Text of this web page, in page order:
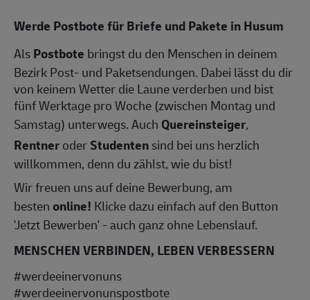
Werde Postbote für Briefe und Pakete in Husum
AlsPostbote bringst du den Menschen in deinem
Bezirk Post- und Paketsendungen. Dabei lässt du dir
von keinem Wetter die Laune verderben und bist
fünf Werktage pro Woche (zwischen Montag und
Samstag) unterwegs. Auch Quereinsteiger,
RentneroderStudentensind bei uns herzlich
willkommen, denn du zählst, wie du bist!
Wir freuen uns auf deine Bewerbung, am
bestenonline! Klicke dazu einfach auf den Button
'Jetzt Bewerben' - auch ganz ohne Lebenslauf.
MENSCHEN VERBINDEN, LEBEN VERBESSERN
#werdeeinervonuns
#werdeeinervonunspostbote